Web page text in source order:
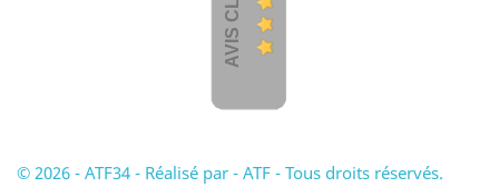
© 2026 - ATF34 - Réalisé par - ATF - Tous droits réservés.